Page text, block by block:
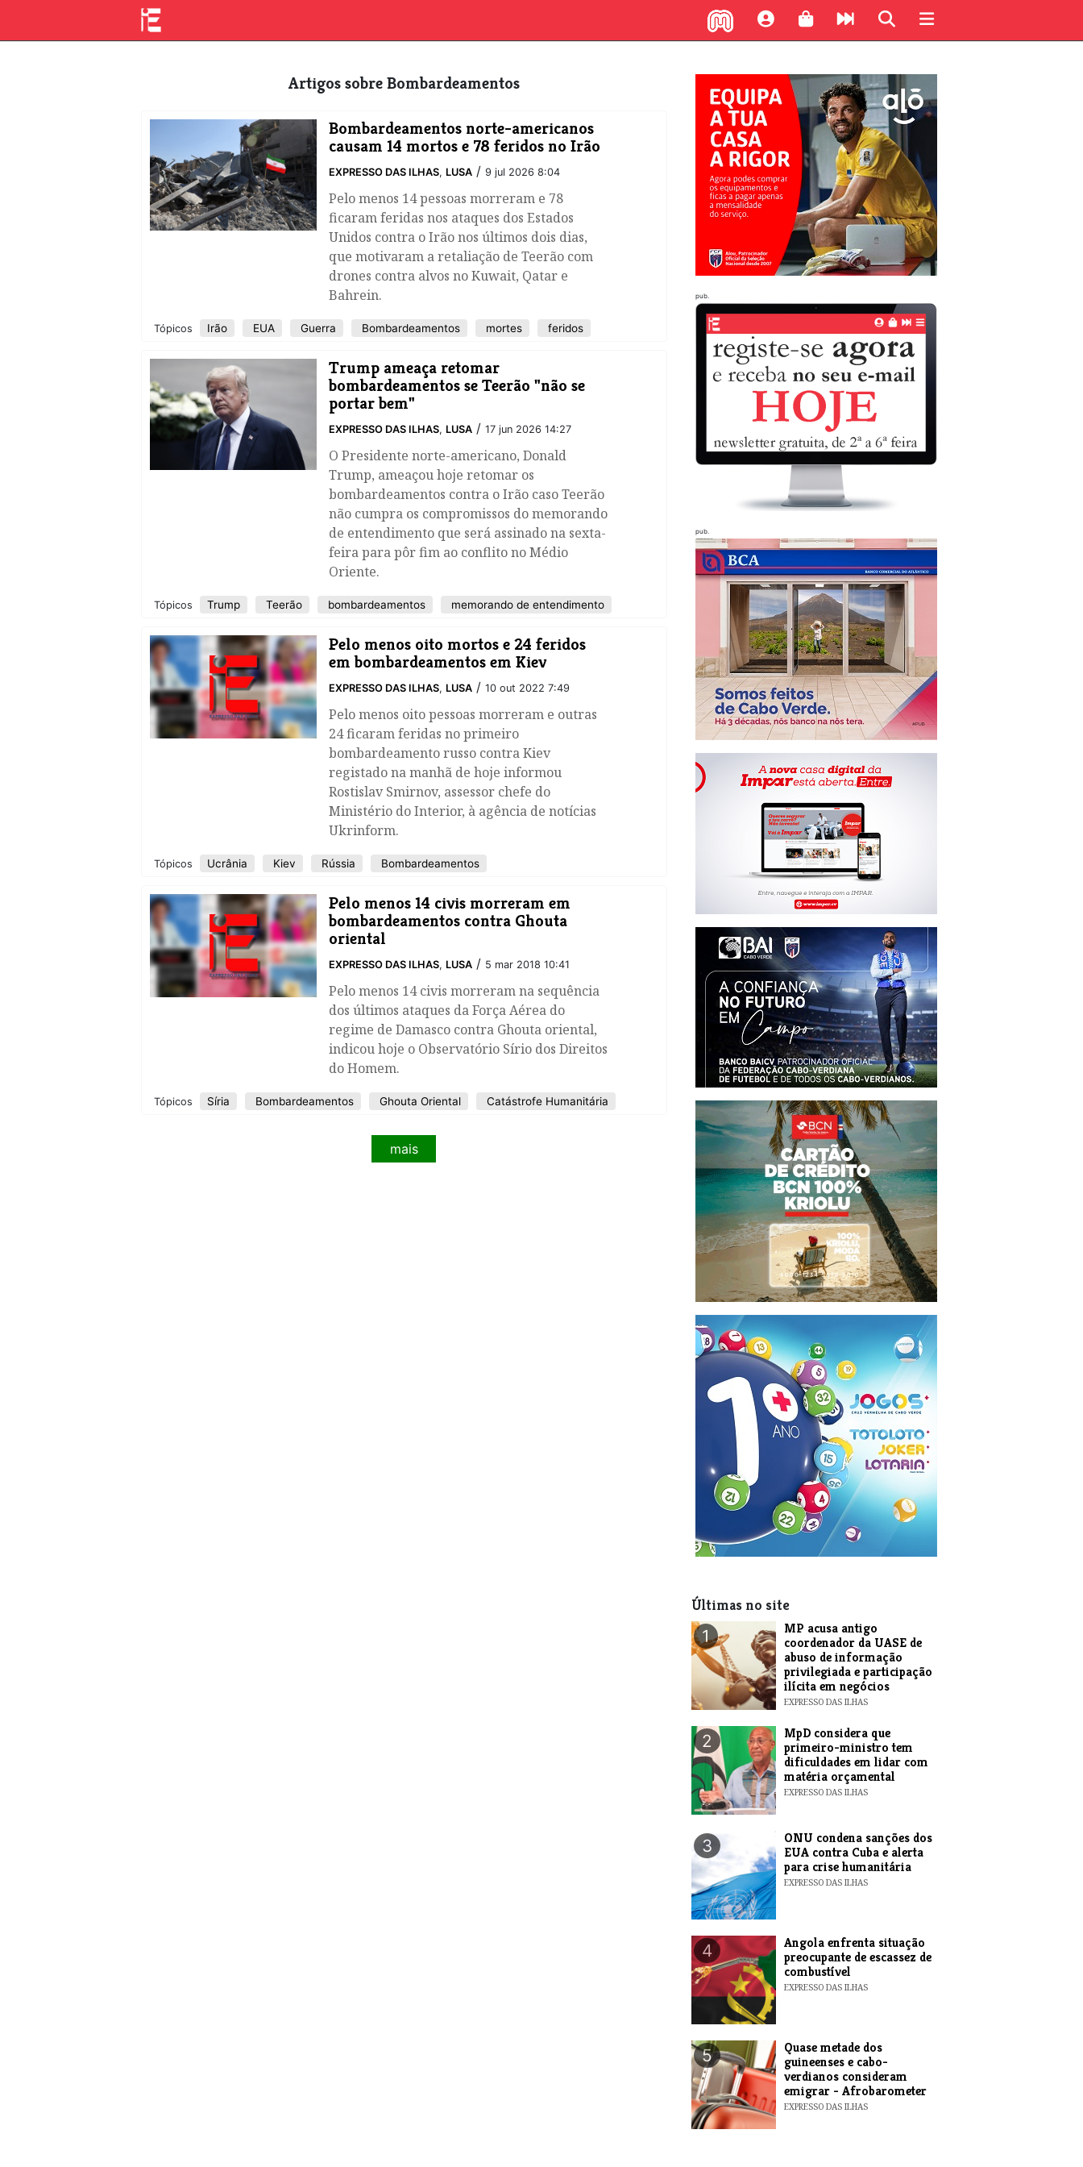
Artigos sobre Bombardeamentos
Bombardeamentos norte-americanos
causam 14 mortos e 78 feridos no Irão
EXPRESSO DAS ILHAS, LUSA / 9 jul 2026 8:04
Pelo menos 14 pessoas morreram e 78
ficaram feridas nos ataques dos Estados
Unidos contra o Irão nos últimos dois dias,
que motivaram a retaliação de Teerão com
drones contra alvos no Kuwait, Qatar e
Bahrein.
Tópicos Irão EUA Guerra Bombardeamentos mortes feridos
Trump ameaça retomar
bombardeamentos se Teerão "não se
portar bem"
EXPRESSO DAS ILHAS, LUSA / 17 jun 2026 14:27
O Presidente norte-americano, Donald
Trump, ameaçou hoje retomar os
bombardeamentos contra o Irão caso Teerão
não cumpra os compromissos do memorando
de entendimento que será assinado na sexta-
feira para pôr fim ao conflito no Médio
Oriente.
Tópicos Trump Teerão bombardeamentos memorando de entendimento
Pelo menos oito mortos e 24 feridos
em bombardeamentos em Kiev
EXPRESSO DAS ILHAS, LUSA / 10 out 2022 7:49
Pelo menos oito pessoas morreram e outras
24 ficaram feridas no primeiro
bombardeamento russo contra Kiev
registado na manhã de hoje informou
Rostislav Smirnov, assessor chefe do
Ministério do Interior, à agência de notícias
Ukrinform.
Tópicos Ucrânia Kiev Rússia Bombardeamentos
Pelo menos 14 civis morreram em
bombardeamentos contra Ghouta
oriental
EXPRESSO DAS ILHAS, LUSA / 5 mar 2018 10:41
Pelo menos 14 civis morreram na sequência
dos últimos ataques da Força Aérea do
regime de Damasco contra Ghouta oriental,
indicou hoje o Observatório Sírio dos Direitos
do Homem.
Tópicos Síria Bombardeamentos Ghouta Oriental Catástrofe Humanitária
mais
pub.
pub.
Últimas no site
1
MP acusa antigo
coordenador da UASE de
abuso de informação
privilegiada e participação
ilícita em negócios
EXPRESSO DAS ILHAS
2
MpD considera que
primeiro-ministro tem
dificuldades em lidar com
matéria orçamental
EXPRESSO DAS ILHAS
3
ONU condena sanções dos
EUA contra Cuba e alerta
para crise humanitária
EXPRESSO DAS ILHAS
4
Angola enfrenta situação
preocupante de escassez de
combustível
EXPRESSO DAS ILHAS
5
Quase metade dos
guineenses e cabo-
verdianos consideram
emigrar - Afrobarometer
EXPRESSO DAS ILHAS